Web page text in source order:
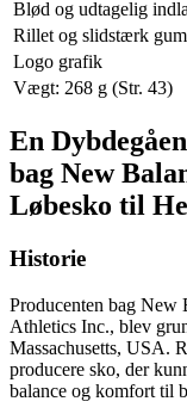
Blød og udtagelig
Rillet og slidstærk
Logo grafik
Vægt: 268 g (Str. 43)
En
bag New
Løbesko til
Historie
Producenten bag New
Athletics Inc., blev
Massachusetts, USA.
producere sko, der
balance og komfort til